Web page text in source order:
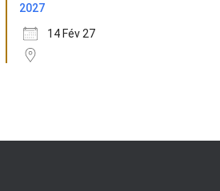
2027
14 Fév 27